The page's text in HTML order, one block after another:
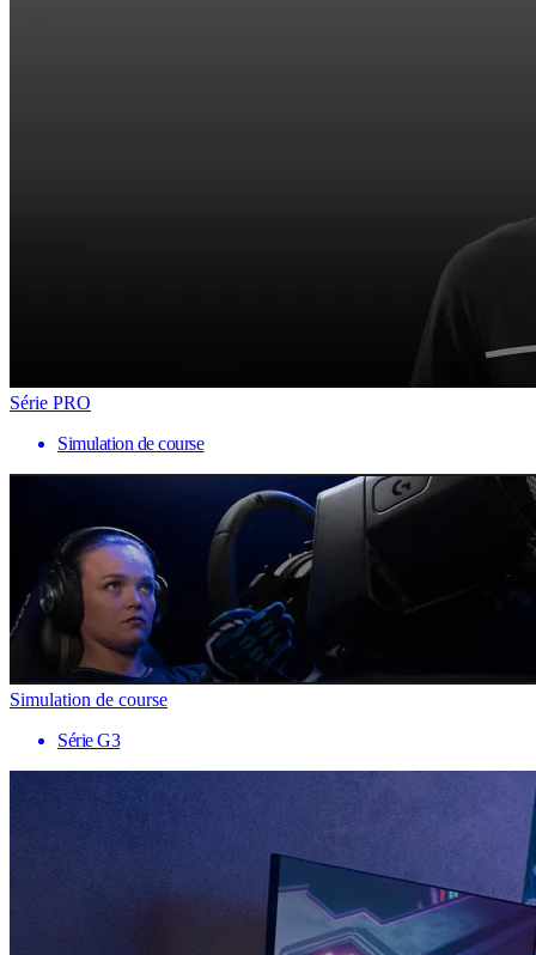
Série PRO
Simulation de course
Simulation de course
Série G3